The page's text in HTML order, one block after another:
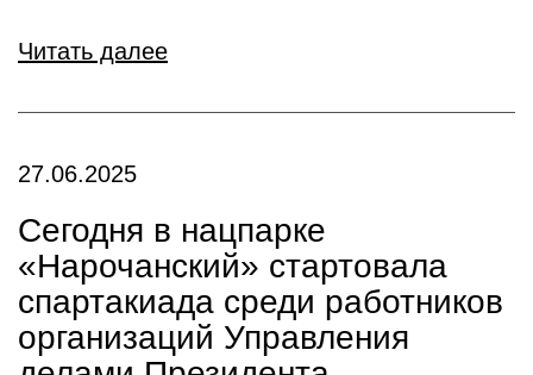
Читать далее
27.06.2025
Сегодня в нацпарке
«Нарочанский» стартовала
спартакиада среди работников
организаций Управления